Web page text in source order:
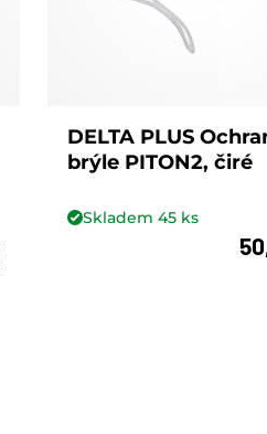
DELTA PLUS
brýle PITON2, čiré
Skladem 45ks